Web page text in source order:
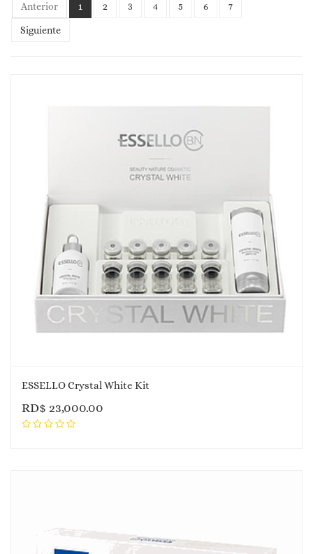
Anterior 1 2 3 4 5 6 7
Siguiente
ESSELLO Crystal White Kit
RD$ 23,000.00